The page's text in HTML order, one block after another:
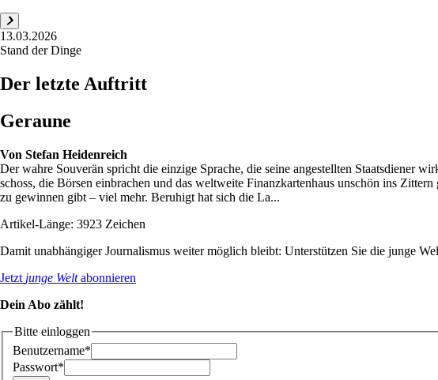
13.03.2026
Stand der Dinge
Der letzte Auftritt
Geraune
Von Stefan Heidenreich
Der wahre Souverän spricht die einzige Sprache, die seine angestellten Staatsdiener
schoss, die Börsen einbrachen und das weltweite Finanzkartenhaus unschön ins
zu gewinnen gibt – viel mehr. Beruhigt hat sich die La...
Artikel-Länge: 3923 Zeichen
Damit unabhängiger Journalismus weiter möglich bleibt: Unterstützen Sie die junge
Jetzt junge Weltabonnieren
Dein Abo zählt!
Bitte einloggen
Benutzername*
Passwort*